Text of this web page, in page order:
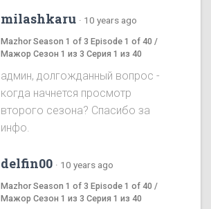
milashkaru · 10 years ago
Mazhor Season 1 of 3 Episode 1 of 40 /
Мажор Сезон 1 из 3 Серия 1 из 40
админ, долгожданный вопрос -
когда начнется просмотр
второго сезона? Спасибо за
инфо.
delfin00 · 10 years ago
Mazhor Season 1 of 3 Episode 1 of 40 /
Мажор Сезон 1 из 3 Серия 1 из 40